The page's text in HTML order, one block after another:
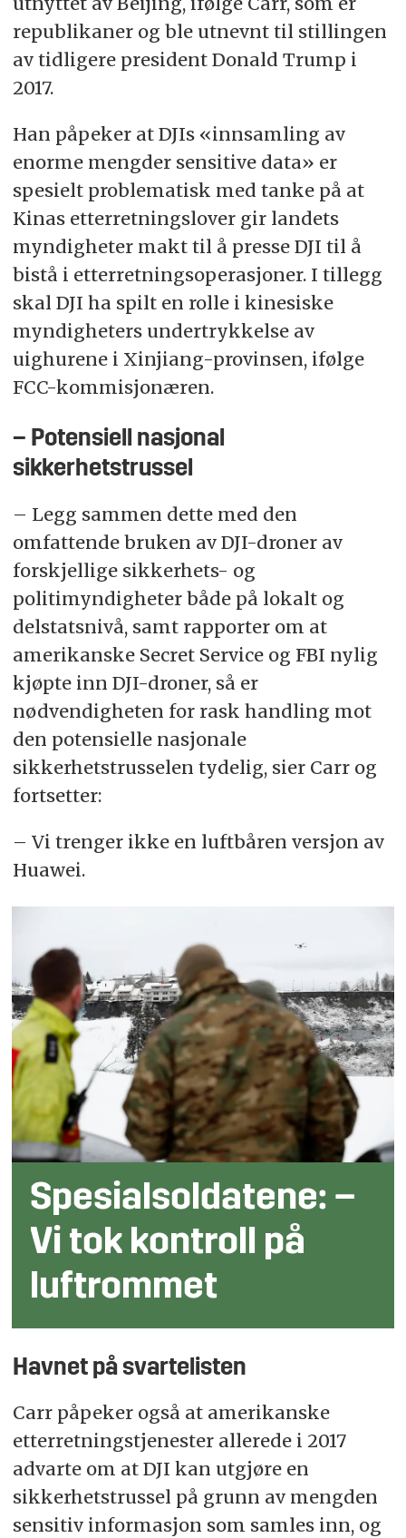
republikaner og ble utnevnt til stillingen
av tidligere president Donald Trump i
2017.
Han påpeker at DJIs «innsamling av
enorme mengder sensitive data» er
spesielt problematisk med tanke på at
Kinas etterretningslover gir landets
myndigheter makt til å presse DJI til å
bistå i etterretningsoperasjoner. I tillegg
skal DJI ha spilt en rolle i kinesiske
myndigheters undertrykkelse av
uighurene i Xinjiang-provinsen, ifølge
FCC-kommisjonæren.
– Potensiell nasjonal
sikkerhetstrussel
– Legg sammen dette med den
omfattende bruken av DJI-droner av
forskjellige sikkerhets- og
politimyndigheter både på lokalt og
delstatsnivå, samt rapporter om at
amerikanske Secret Service og FBI nylig
kjøpte inn DJI-droner, så er
nødvendigheten for rask handling mot
den potensielle nasjonale
sikkerhetstrusselen tydelig, sier Carr og
fortsetter:
– Vi trenger ikke en luftbåren versjon av
Huawei.
Spesialsoldatene: –
Vi tok kontroll på
luftrommet
Havnet på svartelisten
Carr påpeker også at amerikanske
etterretningstjenester allerede i 2017
advarte om at DJI kan utgjøre en
sikkerhetstrussel på grunn av mengden
sensitiv informasjon som samles inn, og